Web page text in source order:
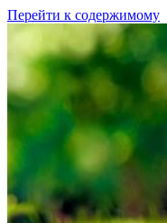
Перейти к содержимому